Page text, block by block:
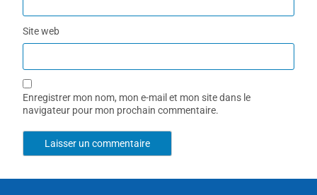
Site web
Enregistrer mon nom, mon e-mail et mon site dans le
navigateur pour mon prochain commentaire.